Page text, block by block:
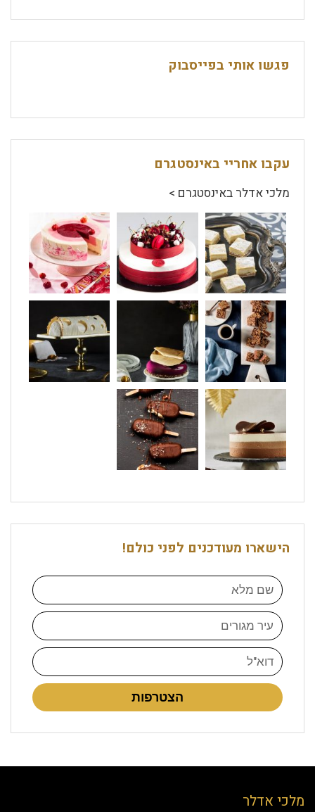
פגשו אותי בפייסבוק
עקבו אחריי באינסטגרם
מלכי אדלר באינסטגרם >
הישארו מעודכנים לפני כולם!
הצטרפות
מלכי אדלר